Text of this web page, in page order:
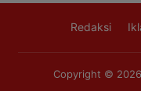
Redaksi
Copyright © 2026